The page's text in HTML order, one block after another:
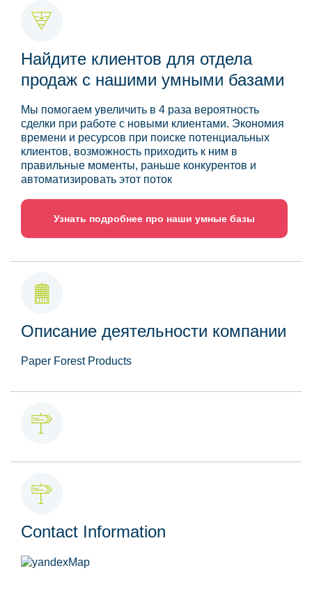
Найдите клиентов для отдела
продаж с нашими умными базами
Мы помогаем увеличить в 4 раза вероятность
сделки при работе с новыми клиентами. Экономия
времени и ресурсов при поиске потенциальных
клиентов, возможность приходить к ним в
правильные моменты, раньше конкурентов и
автоматизировать этот поток
Узнать подробнее про наши умные базы
Описание деятельности компании
Paper Forest Products
Contact Information